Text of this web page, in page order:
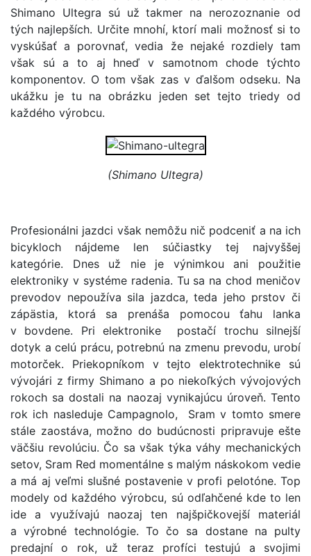
Shimano Ultegra sú už takmer na nerozoznanie od
tých najlepších. Určite mnohí, ktorí mali možnosť si to
vyskúšať a porovnať, vedia že nejaké rozdiely tam
však sú a to aj hneď v samotnom chode týchto
komponentov. O tom však zas v ďalšom odseku. Na
ukážku je tu na obrázku jeden set tejto triedy od
každého výrobcu.
(Shimano Ultegra)
Profesionálni jazdci však nemôžu nič podceniť a na ich
bicykloch nájdeme len súčiastky tej najvyššej
kategórie. Dnes už nie je výnimkou ani použitie
elektroniky v systéme radenia. Tu sa na chod meničov
prevodov nepoužíva sila jazdca, teda jeho prstov či
zápästia, ktorá sa prenáša pomocou ťahu lanka
v bovdene. Pri elektronike postačí trochu silnejší
dotyk a celú prácu, potrebnú na zmenu prevodu, urobí
motorček. Priekopníkom v tejto elektrotechnike sú
vývojári z firmy Shimano a po niekoľkých vývojových
rokoch sa dostali na naozaj vynikajúcu úroveň. Tento
rok ich nasleduje Campagnolo, Sram v tomto smere
stále zaostáva, možno do budúcnosti pripravuje ešte
väčšiu revolúciu. Čo sa však týka váhy mechanických
setov, Sram Red momentálne s malým náskokom vedie
a má aj veľmi slušné postavenie v profi pelotóne. Top
modely od každého výrobcu, sú odľahčené kde to len
ide a využívajú naozaj ten najšpičkovejší materiál
a výrobné technológie. To čo sa dostane na pulty
predajní o rok, už teraz profíci testujú a svojimi